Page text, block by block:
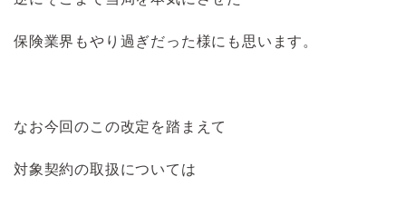
保険業界もやり過ぎだった様にも思います。
なお今回のこの改定を踏まえて
対象契約の取扱については